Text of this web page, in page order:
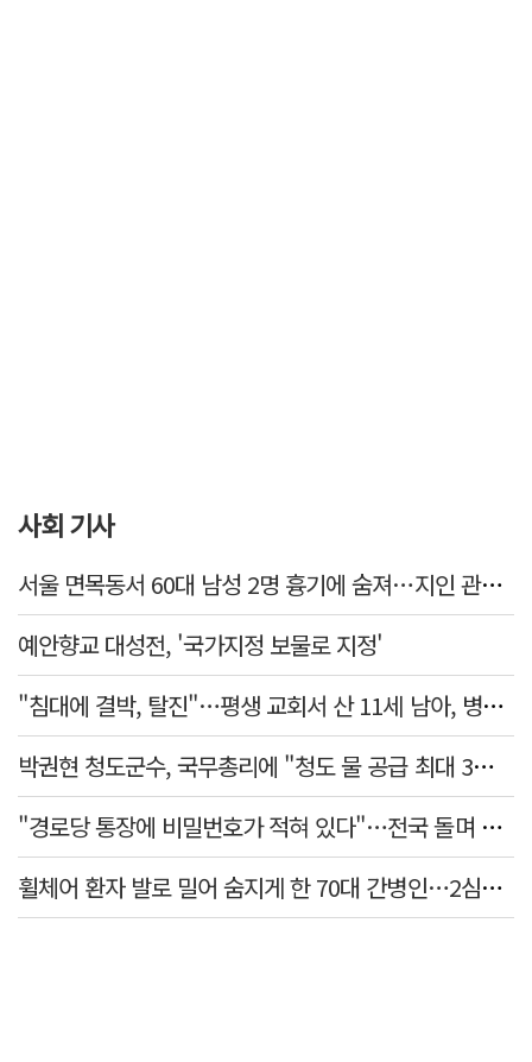
사회 기사
서울 면목동서 60대 남성 2명 흉기에 숨져…지인 관계로 추정
예안향교 대성전, '국가지정 보물로 지정'
"침대에 결박, 탈진"…평생 교회서 산 11세 남아, 병원 이송 끝 숨져
박권현 청도군수, 국무총리에 "청도 물 공급 최대 3만t 늘려달라"
"경로당 통장에 비밀번호가 적혀 있다"…전국 돌며 경로당 13곳 턴 30대 구속
휠체어 환자 발로 밀어 숨지게 한 70대 간병인…2심도 집행유예